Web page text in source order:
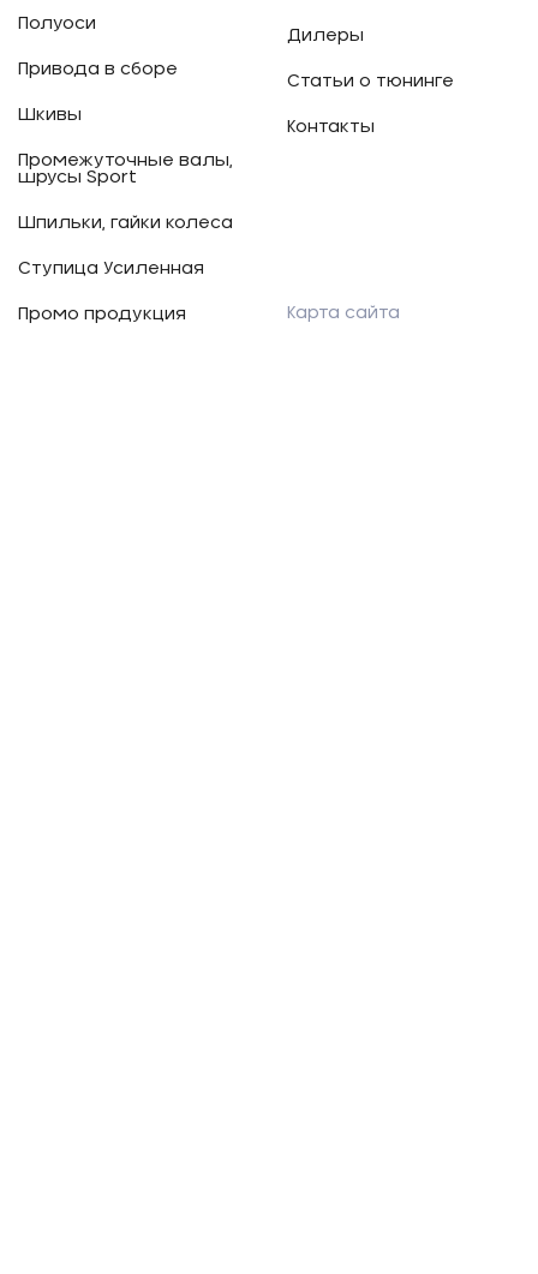
Полуоси
Привода в сборе
Шкивы
Промежуточные валы,
шрусы Sport
Шпильки, гайки колеса
Ступица Усиленная
Промо продукция
Дилеры
Статьи о тюнинге
Контакты
Карта сайта